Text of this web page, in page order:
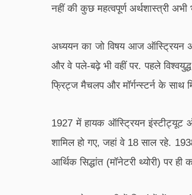
नहीं की कुछ महत्वपूर्ण अर्थशास्त्री
अध्ययन का जो विषय आज ऑस्ट्रियन
और वे पले-बढ़े भी वहीं पर. पहले
फ्रिट्ज मैचलप और मॉर्गन्स्टर्न के साथ
1927 में हायक ऑस्ट्रियन
शामिल हो गए, जहां वे 18 साल रहे.
आर्थिक सिद्धांत (मॉनेटरी थ्योरी) पर ही